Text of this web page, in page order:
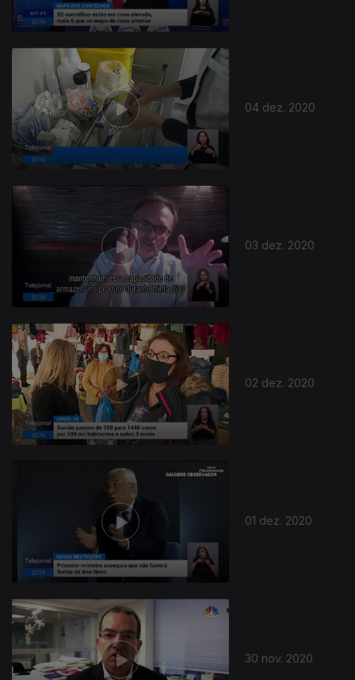
04 dez. 2020
03 dez. 2020
02 dez. 2020
01 dez. 2020
30 nov. 2020